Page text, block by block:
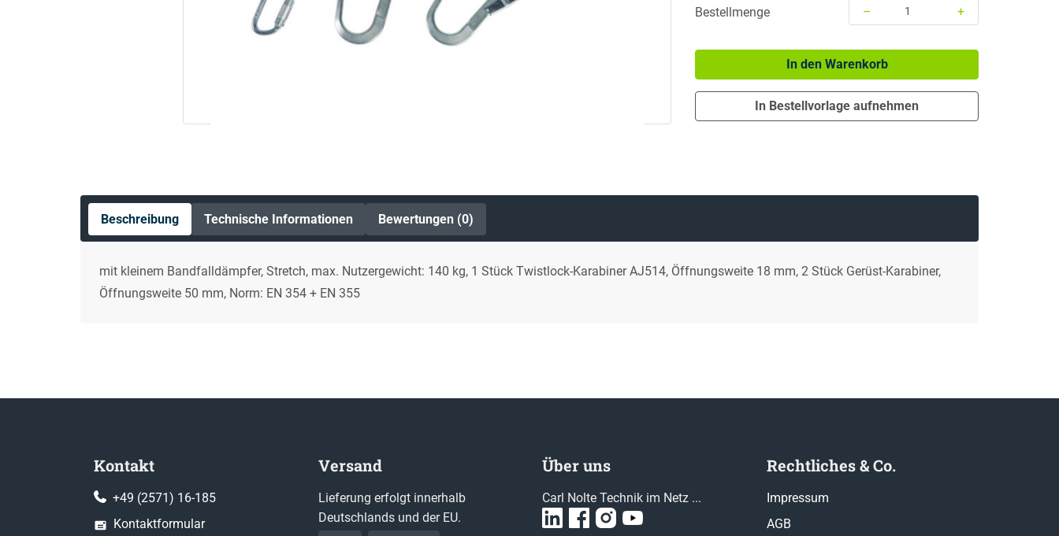
Bestellmenge –
+
In den Warenkorb
In Bestellvorlage aufnehmen
Beschreibung Technische Informationen Bewertungen (0)
mit kleinem Bandfalldämpfer, Stretch, max. Nutzergewicht: 140 kg, 1 Stück Twistlock-Karabiner AJ514, Öffnungsweite 18 mm, 2 Stück Gerüst-Karabiner,
Öffnungsweite 50 mm, Norm: EN 354 + EN 355
Kontakt
+49 (2571) 16-185
Kontaktformular
Versand
Lieferung erfolgt innerhalb
Deutschlands und der EU.
Über uns
Carl Nolte Technik im Netz ...
Rechtliches & Co.
Impressum
AGB